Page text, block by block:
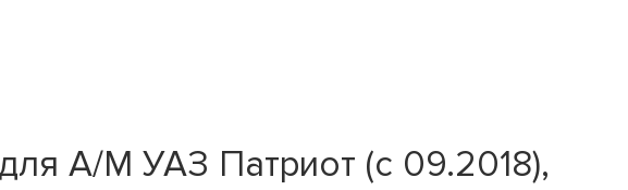
А/М УАЗ Патриот (с 09.2018),